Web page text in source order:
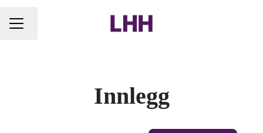
KARRIEREMENY
Endre språk
Innlegg